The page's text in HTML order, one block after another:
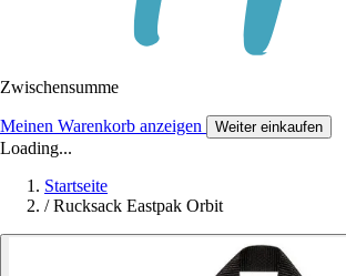
Zwischensumme
Meinen Warenkorb anzeigen Weiter einkaufen
Loading...
Startseite
/ Rucksack Eastpak Orbit